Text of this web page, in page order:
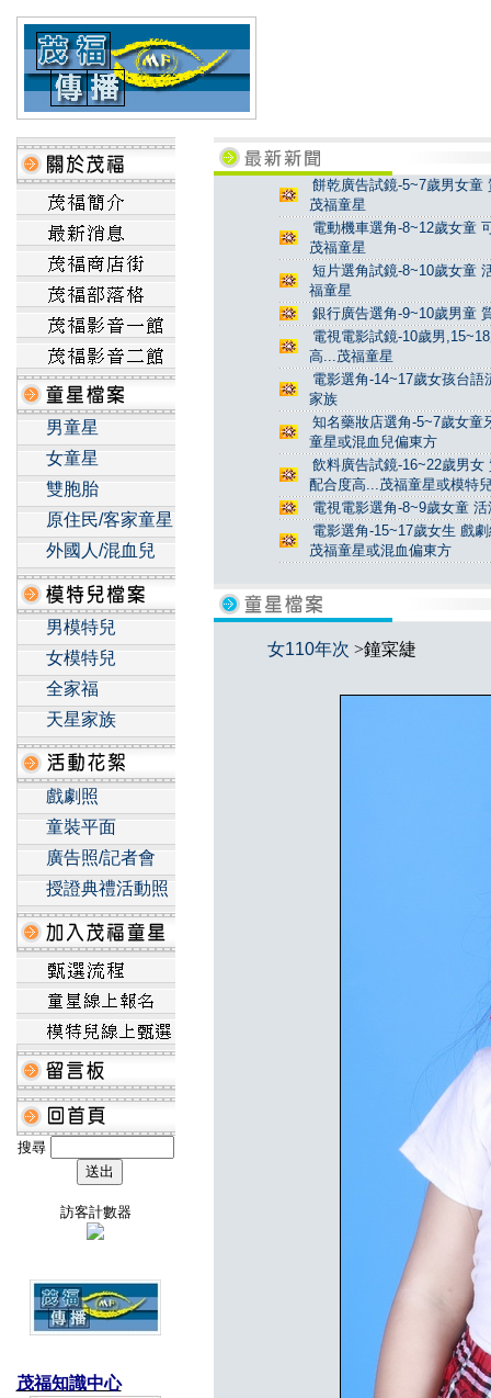
男童星
女童星
雙胞胎
原住民/客家童星
外國人/混血兒
男模特兒
女模特兒
全家福
天星家族
戲劇照
童裝平面
廣告照/記者會
授證典禮活動照
搜尋
訪客計數器
茂福知識中心
餅乾廣告試鏡-5~7歲男女
茂福童星
電動機車選角-8~12歲女童
茂福童星
短片選角試鏡-8~10歲女童
福童星
銀行廣告選角-9~10歲男童
電視電影試鏡-10歲男
高...茂福童星
電影選角-14~17歲女孩台
家族
知名藥妝店選角-5~7歲女童
童星或混血兒偏東方
飲料廣告試鏡-16~22歲男
配合度高...茂福童星或模特
電視電影選角-8~9歲女童
電影選角-15~17歲女生 戲
茂福童星或混血偏東方
女110年次 >鐘寀緁